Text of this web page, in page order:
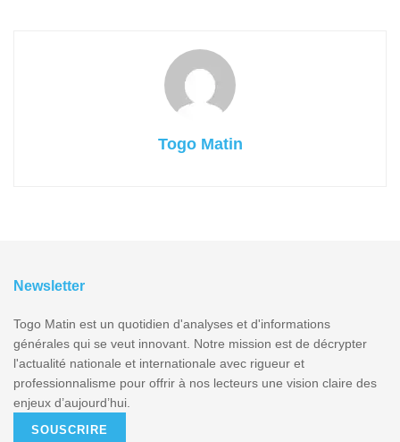
Togo Matin
Newsletter
Togo Matin est un quotidien d'analyses et d'informations
générales qui se veut innovant. Notre mission est de décrypter
l'actualité nationale et internationale avec rigueur et
professionnalisme pour offrir à nos lecteurs une vision claire des
enjeux d’aujourd’hui.
SOUSCRIRE